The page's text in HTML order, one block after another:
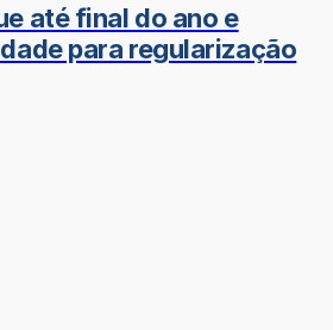
até final do ano e
para regularização